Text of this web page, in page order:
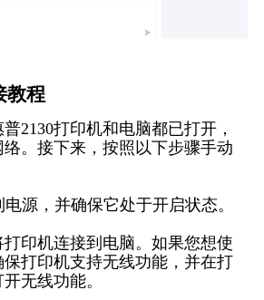
教程
2130打印机和电脑都已打开，
。接下来，按照以下步骤手动
源，并确保它处于开启状态。
印机连接到电脑。如果您想使
打印机支持无线功能，并在打
无线功能。